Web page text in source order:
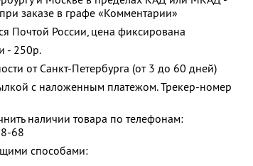
заказе в графе «Комментарии»
Почтой России, цена фиксирована
- 250р.
от Санкт-Петербурга (от 3 до 60 дней)
с наложенным платежом. Трекер-номер
наличии товара по телефонам:
68
способами: